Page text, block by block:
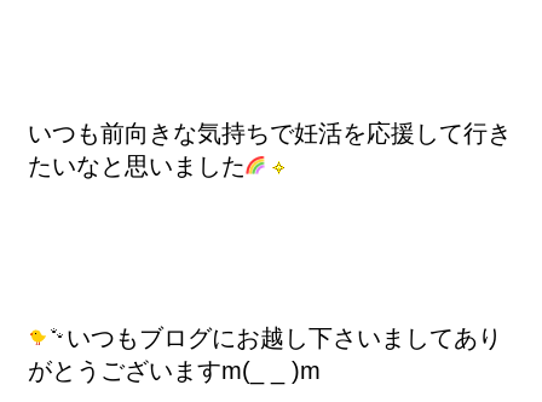
いつも前向きな気持ちで妊活を応援して行き
たいなと思いました
いつもブログにお越し下さいましてあり
がとうございますm(_ _ )m